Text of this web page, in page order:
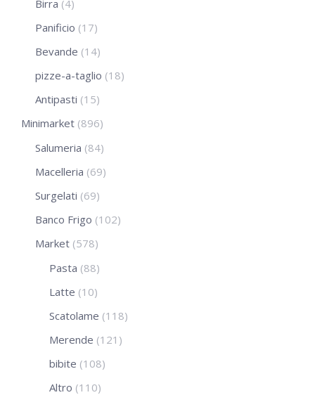
Birra (4)
Panificio (17)
Bevande (14)
pizze-a-taglio (18)
Antipasti (15)
Minimarket (896)
Salumeria (84)
Macelleria (69)
Surgelati (69)
Banco Frigo (102)
Market (578)
Pasta (88)
Latte (10)
Scatolame (118)
Merende (121)
bibite (108)
Altro (110)